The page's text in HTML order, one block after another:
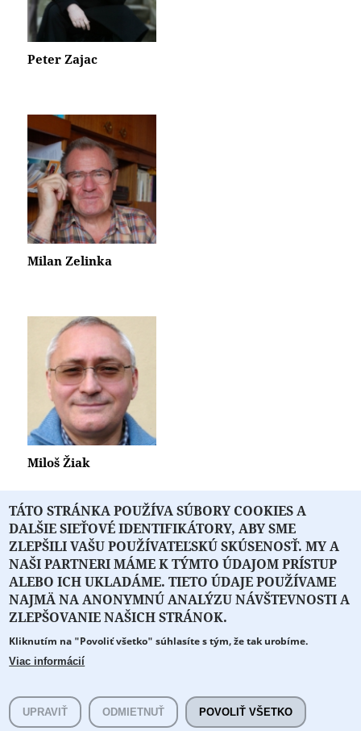
Peter Zajac
Milan Zelinka
Miloš Žiak
« prvá ‹ predchádzajúca 1 2 3
Všetky práva vyhradené.
Created by
O PORTÁLI O DRUŽSTVE SPONZORI KONTAKT
Projekt z verejných fondov podporil
Cookie preferencie
literat@literat.sk
TÁTO STRÁNKA POUŽÍVA SÚBORY COOKIES A
DALŠIE SIEŤOVÉ IDENTIFIKÁTORY, ABY SME
ZLEPŠILI VAŠU POUŽÍVATEĽSKÚ SKÚSENOSŤ. MY A
NAŠI PARTNERI MÁME K TÝMTO ÚDAJOM PRÍSTUP
ALEBO ICH UKLADÁME. TIETO ÚDAJE POUŽÍVAME
NAJMÄ NA ANONYMNÚ ANALÝZU NÁVŠTEVNOSTI A
ZLEPŠOVANIE NAŠICH STRÁNOK.
Kliknutím na "Povoliť všetko" súhlasíte s tým, že tak urobíme.
Viac informácií
UPRAVIŤ ODMIETNUŤ POVOLIŤ VŠETKO